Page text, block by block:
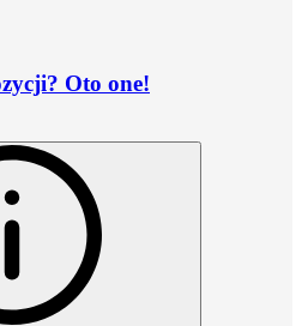
Oto one!